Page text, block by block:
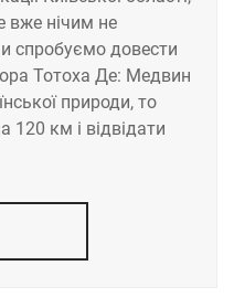
вже нічим не
спробуємо довести
Тотоха Де: Медвин
природи, то
120 км і відвідати